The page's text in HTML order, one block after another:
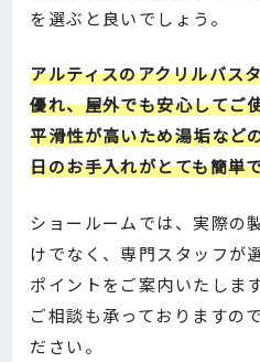
を選ぶと良いでしょう。
アルティスのアクリルバス
優れ、屋外でも安心してご
平滑性が高いため湯垢など
日のお手入れがとても簡単
ショールームでは、実際の
けでなく、専門スタッフが
ポイントをご案内いたしま
ご相談も承っておりますの
ださい。